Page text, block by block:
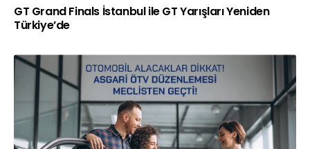
GT Grand Finals İstanbul ile GT Yarışları Yeniden
Türkiye’de